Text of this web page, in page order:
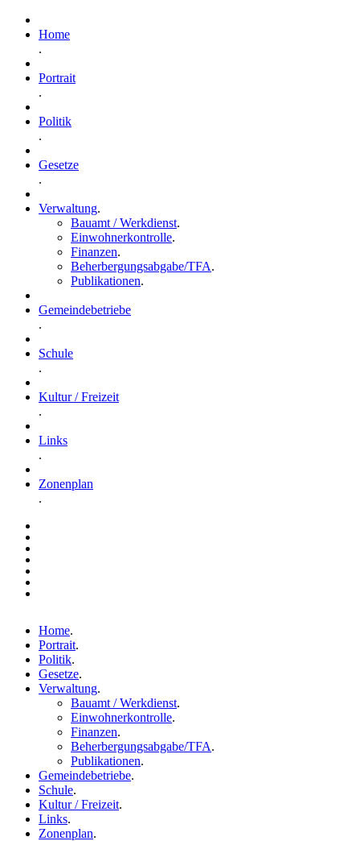
Home
.
Portrait
.
Politik
.
Gesetze
.
Verwaltung.
Bauamt / Werkdienst.
Einwohnerkontrolle.
Finanzen.
Beherbergungsabgabe/TFA.
Publikationen.
Gemeindebetriebe
.
Schule
.
Kultur / Freizeit
.
Links
.
Zonenplan
.
Home.
Portrait.
Politik.
Gesetze.
Verwaltung.
Bauamt / Werkdienst.
Einwohnerkontrolle.
Finanzen.
Beherbergungsabgabe/TFA.
Publikationen.
Gemeindebetriebe.
Schule.
Kultur / Freizeit.
Links.
Zonenplan.